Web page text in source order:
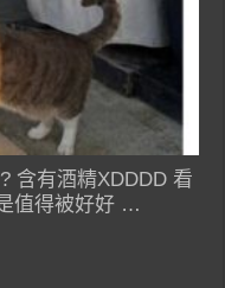
含有酒精XDDDD 看
值得被好好 …